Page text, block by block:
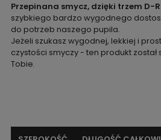
Przepinana smycz, dzięki trzem D-
szybkiego bardzo wygodnego
do potrzeb naszego pupila.
Jeżeli szukasz wygodnej, lekkiej i
czystości smyczy - ten produkt został
Tobie.